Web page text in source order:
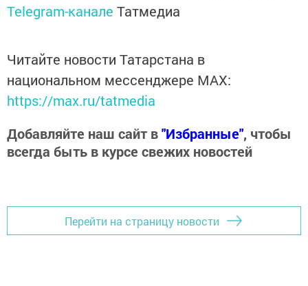
Telegram-канале Татмедиа
Читайте новости Татарстана в
национальном мессенджере MАХ:
https://max.ru/tatmedia
Добавляйте наш сайт в"Избранные", чтобы
всегда быть в курсе свежих новостей
Перейти на страницу новости